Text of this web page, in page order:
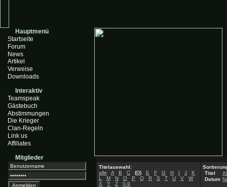
Hauptmenü
Startseite
Forum
News
Artikel
Verweise
Downloads
Interaktiv
Teamspeak
Gästebuch
Abstimmungen
Die Krieger
Clan-Regeln
Link us
Affiliates
Mitglieder
Titelauswahl:
alle
A B C (D) E F G H I J
K
L
M N O P Q R S T U V
W
X
Y Z 0-9
Titel
Datum